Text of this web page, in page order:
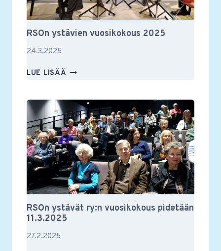
RSOn ystävien vuosikokous 2025
24.3.2025
LUE LISÄÄ RSON
2025
RSOn ystävät ry:n vuosikokous pidetään
11.3.2025
27.2.2025